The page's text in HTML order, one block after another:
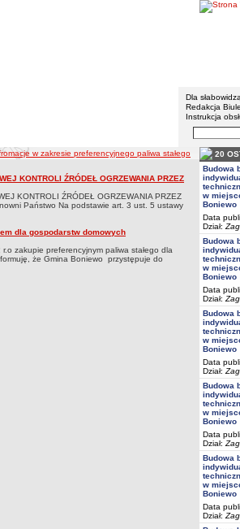
Urząd
Menu
Dla
Redakcja
Instrukcja
w zakresie preferencyjnego paliwa stałego
KONTROLI ŹRÓDEŁ OGRZEWANIA PRZEZ
KONTROLI ŹRÓDEŁ OGRZEWANIA PRZEZ
Państwo Na podstawie art. 3 ust. 5 ustawy
dla gospodarstw domowych
zakupie preferencyjnym paliwa stałego dla
że Gmina Boniewo przystępuje do
20
Budowa
w
Boniewo
Data
Dział:
Budowa
w
Boniewo
Data
Dział:
Budowa
w
Boniewo
Data
Dział:
Budowa
w
Boniewo
Data
Dział:
Budowa
w
Boniewo
Data
Dział: